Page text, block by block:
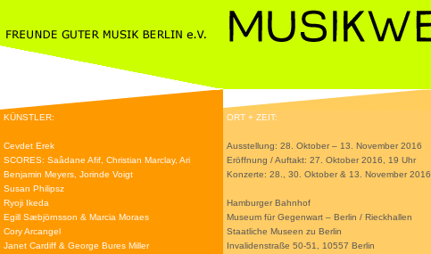
KÜNSTLER:
Cevdet Erek
SCORES: Saâdane Afif, Christian Marclay, Ari
Benjamin Meyers, Jorinde Voigt
Susan Philipsz
Ryoji Ikeda
Egill Sæbjörnsson & Marcia Moraes
Cory Arcangel
Janet Cardiff & George Bures Miller
ORT + ZEIT:
Ausstellung: 28. Oktober – 13. November 2016
Eröffnung / Auftakt: 27. Oktober 2016, 19 Uhr
Konzerte: 28., 30. Oktober & 13. November 2016
Hamburger Bahnhof
Museum für Gegenwart – Berlin / Rieckhallen
Staatliche Museen zu Berlin
Invalidenstraße 50-51, 10557 Berlin